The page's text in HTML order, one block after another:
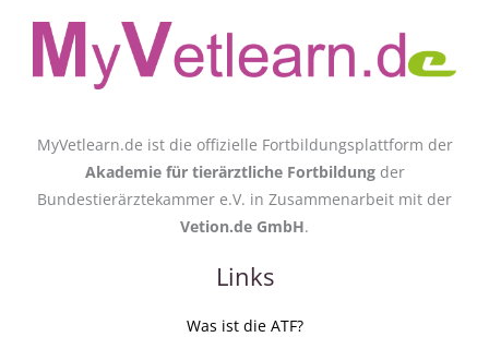
MyVetlearn.de ist die offizielle Fortbildungsplattform der
Akademie für tierärztliche Fortbildungder
Bundestierärztekammer e.V. in Zusammenarbeit mit der
Vetion.de GmbH.
Links
Was ist die ATF?